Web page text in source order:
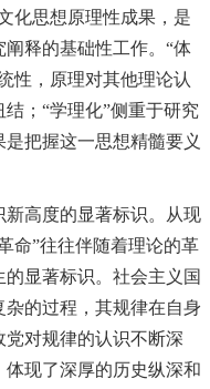
化思想原理性成果，是
释的基础性工作。“体
性，原理对其他理论认
；“学理化”侧重于研究
把握这一思想精髓要义
高度的显著标识。从现
命”往往伴随着理论的革
显著标识。社会主义国
的过程，其规律在自身
对规律的认识不断深
现了深厚的历史纵深和